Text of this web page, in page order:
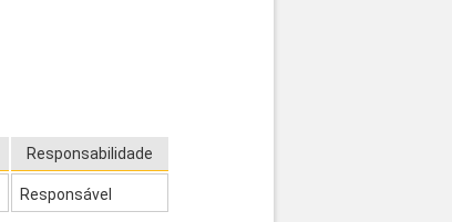
Responsabilidade
Responsável